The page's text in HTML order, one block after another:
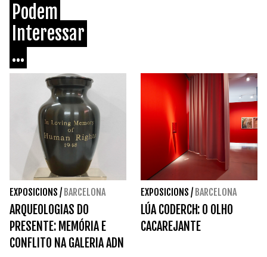
Podem
Interessar
...
EXPOSICIONS / BARCELONA
ARQUEOLOGIAS DO
PRESENTE: MEMÓRIA E
CONFLITO NA GALERIA ADN
EXPOSICIONS / BARCELONA
LÚA CODERCH: O OLHO
CACAREJANTE